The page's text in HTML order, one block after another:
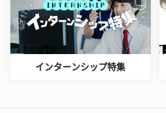
インターンシップ特集